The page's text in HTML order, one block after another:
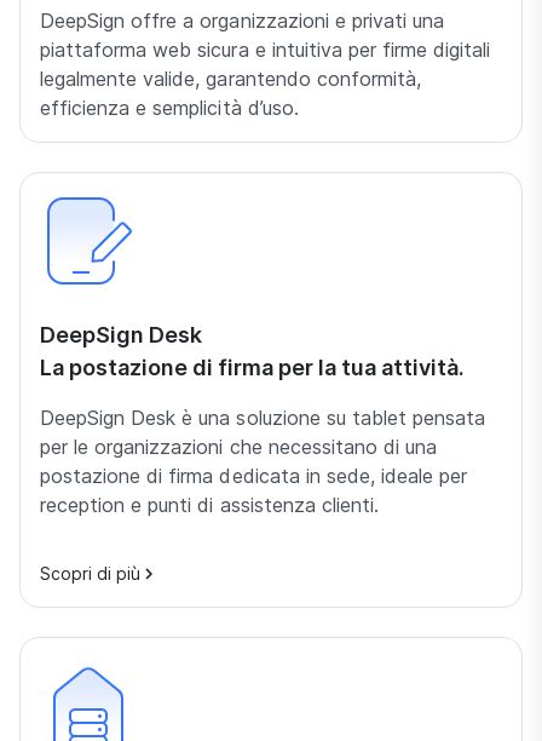
DeepSign offre a organizzazioni e privati una
piattaforma web sicura e intuitiva per firme digitali
legalmente valide, garantendo conformità,
efficienza e semplicità d’uso.
DeepSign Desk
La postazione di firma per la tua attività.
DeepSign Desk è una soluzione su tablet pensata
per le organizzazioni che necessitano di una
postazione di firma dedicata in sede, ideale per
reception e punti di assistenza clienti.
Scopri di più